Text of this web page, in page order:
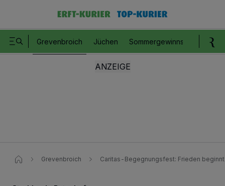
Grevenbroich Jüchen Sommergewinnspiel
Grevenbroich Caritas-Begegnungsfest: Frieden